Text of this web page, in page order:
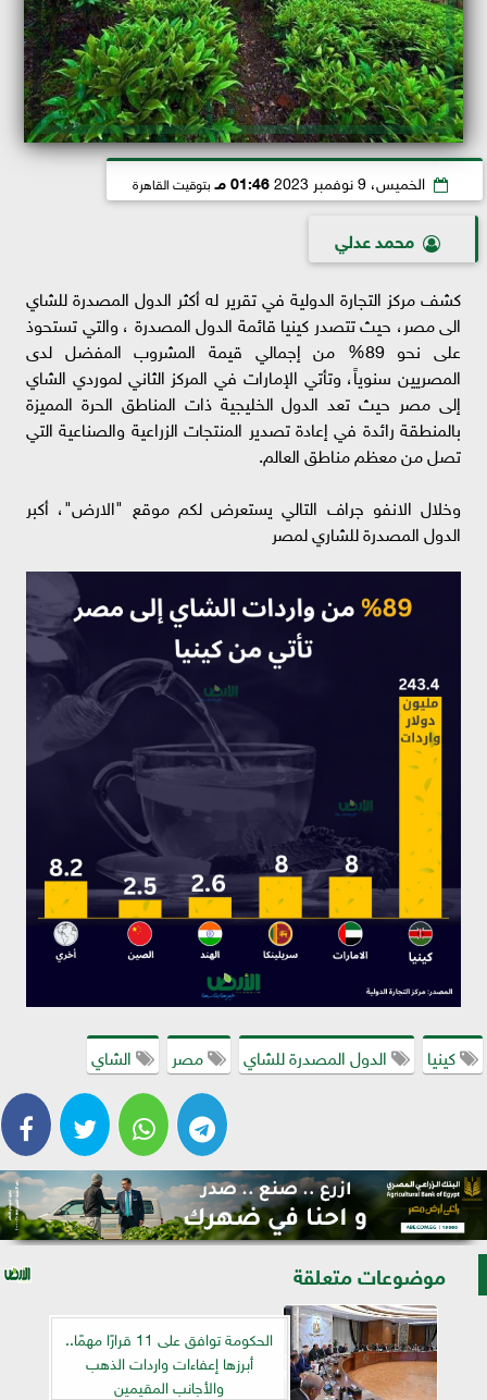
الخميس، 9 نوفمبر 2023 01:46 مـ بتوقيت القاهرة
محمد عدلي
كشف مركز التجارة الدولية في تقرير له أكثر الدول المصدرة للشاي
الى مصر، حيث تتصدر كينيا قائمة الدول المصدرة ، والتي تستحوذ
على نحو 89% من إجمالي قيمة المشروب المفضل لدى
المصريين سنوياً، وتأتي الإمارات في المركز الثاني لموردي الشاي
إلى مصر حيث تعد الدول الخليجية ذات المناطق الحرة المميزة
بالمنطقة رائدة في إعادة تصدير المنتجات الزراعية والصناعية التي
تصل من معظم مناطق العالم.
وخلال الانفو جراف التالي يستعرض لكم موقع "الارض"، أكبر
الدول المصدرة للشاري لمصر
كينيا الدول المصدرة للشاي مصر الشاي
موضوعات متعلقة
الحكومة توافق على 11 قرارًا مهمًا..
أبرزها إعفاءات واردات الذهب
والأجانب المقيمين